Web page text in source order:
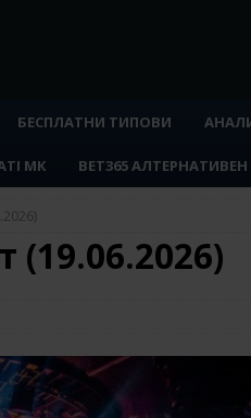
БЕСПЛАТНИ ТИПОВИ
MK BET365
(19.06.2026)